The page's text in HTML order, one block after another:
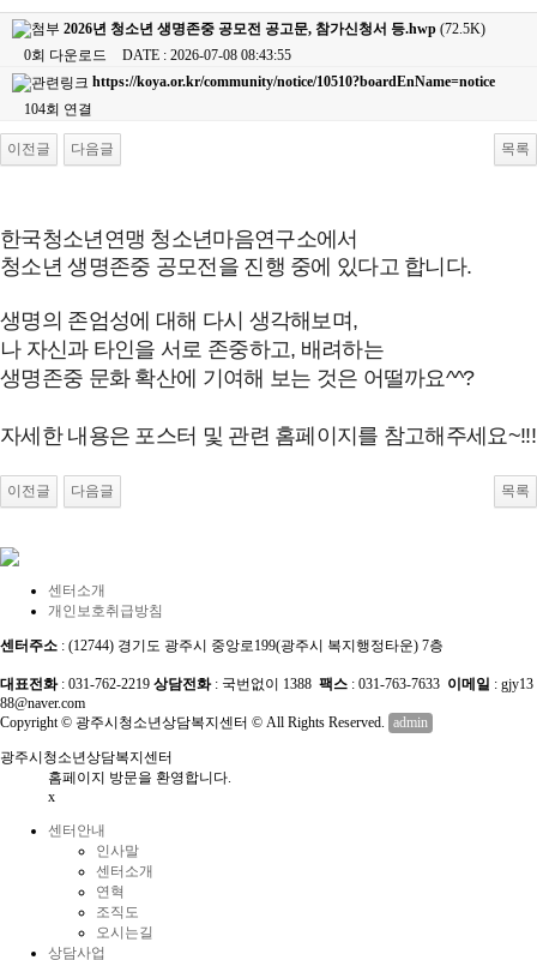
2026년 청소년 생명존중 공모전 공고문, 참가신청서 등.hwp (72.5K)
0회 다운로드
DATE : 2026-07-08 08:43:55
https://koya.or.kr/community/notice/10510?boardEnName=notice
104회 연결
이전글 다음글 목록
한국청소년연맹 청소년마음연구소에서
청소년 생명존중 공모전을 진행 중에 있다고 합니다.
생명의 존엄성에 대해 다시 생각해보며,
나 자신과 타인을 서로 존중하고, 배려하는
생명존중 문화 확산에 기여해 보는 것은 어떨까요^^?
자세한 내용은 포스터 및 관련 홈페이지를 참고해주세요~!!!
이전글 다음글 목록
센터소개
개인보호취급방침
센터주소 : (12744) 경기도 광주시 중앙로199(광주시 복지행정타운) 7층
대표전화: 031-762-2219 상담전화: 국번없이 1388 팩스 : 031-763-7633 이메일 : gjy13
88@naver.com
Copyright © 광주시청소년상담복지센터 © All Rights Reserved. admin
광주시청소년상담복지센터
홈페이지 방문을 환영합니다.
x
센터안내
인사말
센터소개
연혁
조직도
오시는길
상담사업